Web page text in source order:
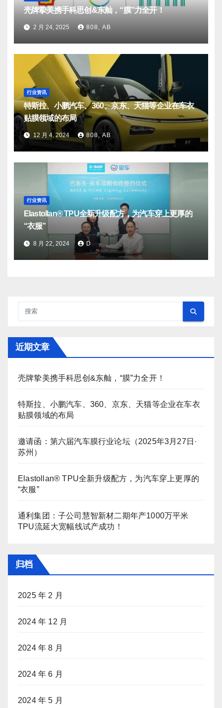
壳牌挚美携手科思创&东舢，“膜”力全开！
2 月 24, 2025 808, AB
行业资讯
特斯拉、小鹏汽车、360、京东、天猫等企业在车衣
贴膜领域的布局
12 月 4, 2024 808, AB
行业资讯
Elastollan® TPU全新升级配方，为汽车穿上更厚的
“衣服”
8 月 22, 2024 D
近期文章
壳牌挚美携手科思创&东舢，“膜”力全开！
特斯拉、小鹏汽车、360、京东、天猫等企业在车衣
贴膜领域的布局
邀请函：第六届汽车膜行业论坛（2025年3月27日·
苏州）
Elastollan® TPU全新升级配方，为汽车穿上更厚的
“衣服”
通利集团：子公司慧智新材二期年产1000万平米
TPU流延大宽幅线试产成功！
归档
2025 年 2 月
2024 年 12 月
2024 年 8 月
2024 年 6 月
2024 年 5 月